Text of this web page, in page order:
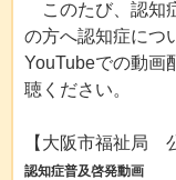
このたび、認知
の方へ認知症につ
YouTubeでの動画
聴ください。
【大阪市福祉局
認知症普及啓発動画